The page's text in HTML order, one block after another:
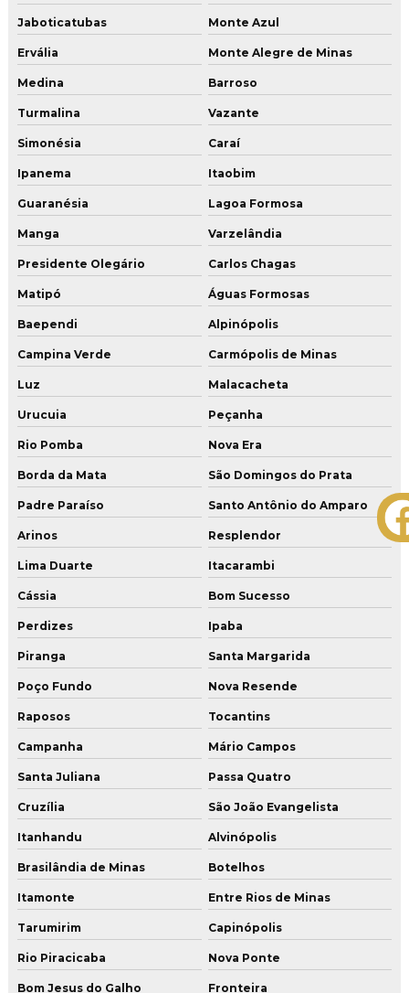
Jaboticatubas Monte Azul
Ervália Monte Alegre de Minas
Medina Barroso
Turmalina Vazante
Simonésia Caraí
Ipanema Itaobim
Guaranésia Lagoa Formosa
Manga Varzelândia
Presidente Olegário Carlos Chagas
Matipó Águas Formosas
Baependi Alpinópolis
Campina Verde Carmópolis de Minas
Luz Malacacheta
Urucuia Peçanha
Rio Pomba Nova Era
Borda da Mata São Domingos do Prata
Padre Paraíso Santo Antônio do Amparo
Arinos Resplendor
Lima Duarte Itacarambi
Cássia Bom Sucesso
Perdizes Ipaba
Piranga Santa Margarida
Poço Fundo Nova Resende
Raposos Tocantins
Campanha Mário Campos
Santa Juliana Passa Quatro
Cruzília São João Evangelista
Itanhandu Alvinópolis
Brasilândia de Minas Botelhos
Itamonte Entre Rios de Minas
Tarumirim Capinópolis
Rio Piracicaba Nova Ponte
Bom Jesus do Galho Fronteira